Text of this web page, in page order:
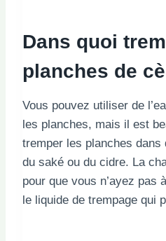
Dans quoi
planches de
Vous pouvez utiliser de
les planches, mais il est
tremper les planches
du saké ou du cidre. La
pour que vous n’ayez pas
le liquide de trempage qui